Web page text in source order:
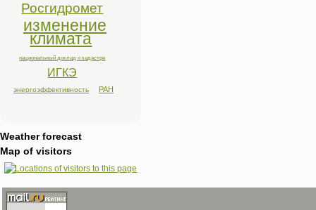
Росгидромет
изменение
климата
национальный доклад о кадастре
ИГКЭ
энергоэффективность РАН
Weather forecast
Map of visitors